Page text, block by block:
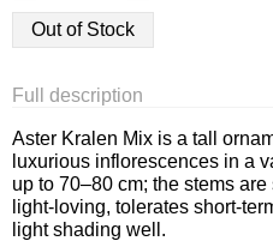
Out of Stock
Full description
Aster Kralen Mix is a tall
luxurious inflorescences in a
up to 70–80 cm; the stems
light-loving, tolerates short-
light shading well.
Семена редьки
Семена свеклы
Семена сельдерея
Удобрения «Чистый лист»
Средства защиты от
клопов, блох, домашних и
Средства защиты от
клещей, ос, мошек, слепней